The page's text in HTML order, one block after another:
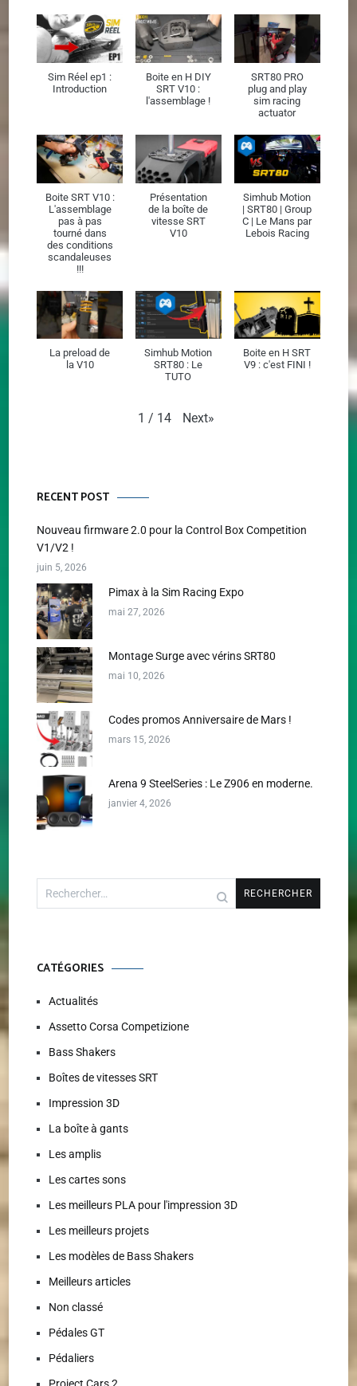
Sim Réel ep1 :
Introduction
Boite en H DIY
SRT V10 :
l'assemblage !
SRT80 PRO
plug and play
sim racing
actuator
Boite SRT V10 :
L'assemblage
pas à pas
tourné dans
des conditions
scandaleuses
!!!
Présentation
de la boîte de
vitesse SRT
V10
Simhub Motion
| SRT80 | Group
C | Le Mans par
Lebois Racing
La preload de
la V10
Simhub Motion
SRT80 : Le
TUTO
Boite en H SRT
V9 : c'est FINI !
1 / 14 Next»
RECENT POST
Nouveau firmware 2.0 pour la Control Box Competition
V1/V2 !
juin 5, 2026
Pimax à la Sim Racing Expo
mai 27, 2026
Montage Surge avec vérins SRT80
mai 10, 2026
Codes promos Anniversaire de Mars !
mars 15, 2026
Arena 9 SteelSeries : Le Z906 en moderne.
janvier 4, 2026
Rechercher :
CATÉGORIES
Actualités
Assetto Corsa Competizione
Bass Shakers
Boîtes de vitesses SRT
Impression 3D
La boîte à gants
Les amplis
Les cartes sons
Les meilleurs PLA pour l'impression 3D
Les meilleurs projets
Les modèles de Bass Shakers
Meilleurs articles
Non classé
Pédales GT
Pédaliers